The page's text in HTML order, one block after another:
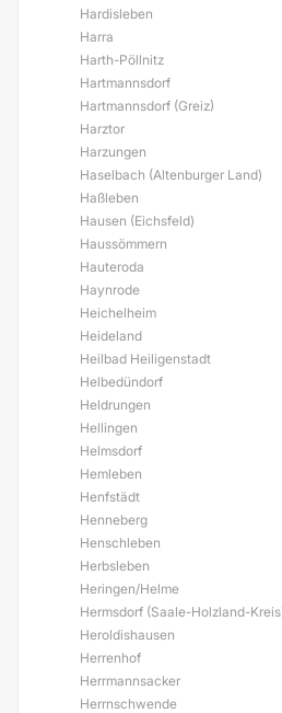
Hardisleben
Harra
Harth-Pöllnitz
Hartmannsdorf
Hartmannsdorf (Greiz)
Harztor
Harzungen
Haselbach (Altenburger Land)
Haßleben
Hausen (Eichsfeld)
Haussömmern
Hauteroda
Haynrode
Heichelheim
Heideland
Heilbad Heiligenstadt
Helbedündorf
Heldrungen
Hellingen
Helmsdorf
Hemleben
Henfstädt
Henneberg
Henschleben
Herbsleben
Heringen/Helme
Hermsdorf (Saale-Holzland-
Heroldishausen
Herrenhof
Herrmannsacker
Herrnschwende